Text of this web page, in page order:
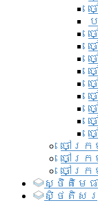
ចៅក្រ
ចៅក្
ចៅក្រ
ស្ថិតិមេធ
សិ្ថតិសរុ